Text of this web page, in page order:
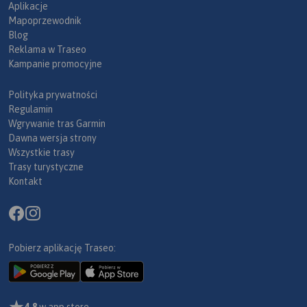
Aplikacje
Mapoprzewodnik
Blog
Reklama w Traseo
Kampanie promocyjne
Polityka prywatności
Regulamin
Wgrywanie tras Garmin
Dawna wersja strony
Wszystkie trasy
Trasy turystyczne
Kontakt
Pobierz aplikację Traseo: